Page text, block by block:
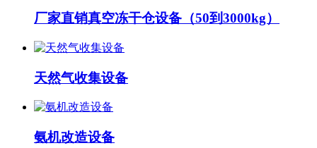
厂家直销真空冻干仓设备（50到3000kg）
天然气收集设备
氨机改造设备